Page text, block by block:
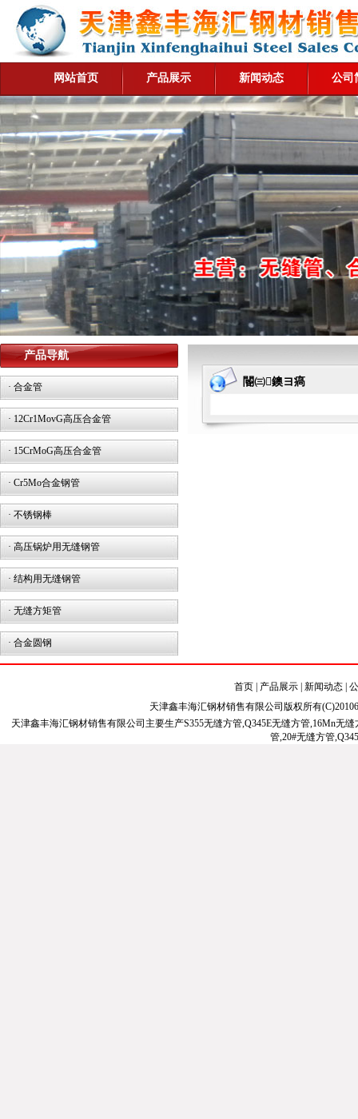
网站首页 产品展示 新闻动态 公司
产品导航
· 合金管
· 12Cr1MovG高压合金管
· 15CrMoG高压合金管
· Cr5Mo合金钢管
· 不锈钢棒
· 高压锅炉用无缝钢管
· 结构用无缝钢管
· 无缝方矩管
· 合金圆钢
閽㈢鐭ヨ瘑
首页 产品展示 新闻动态
天津鑫丰海汇钢材销售有限公司版权所有
天津鑫丰海汇钢材销售有限公司主要生产S355无缝方管,Q345E无缝方管,16Mn无
管,20#无缝方管